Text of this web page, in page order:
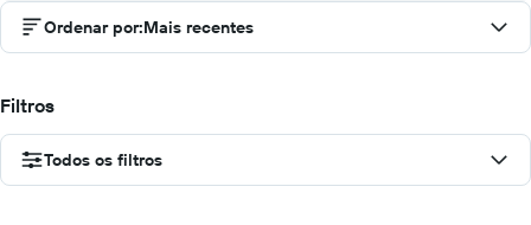
Ordenar por:Mais recentes
Filtros
Todos os filtros